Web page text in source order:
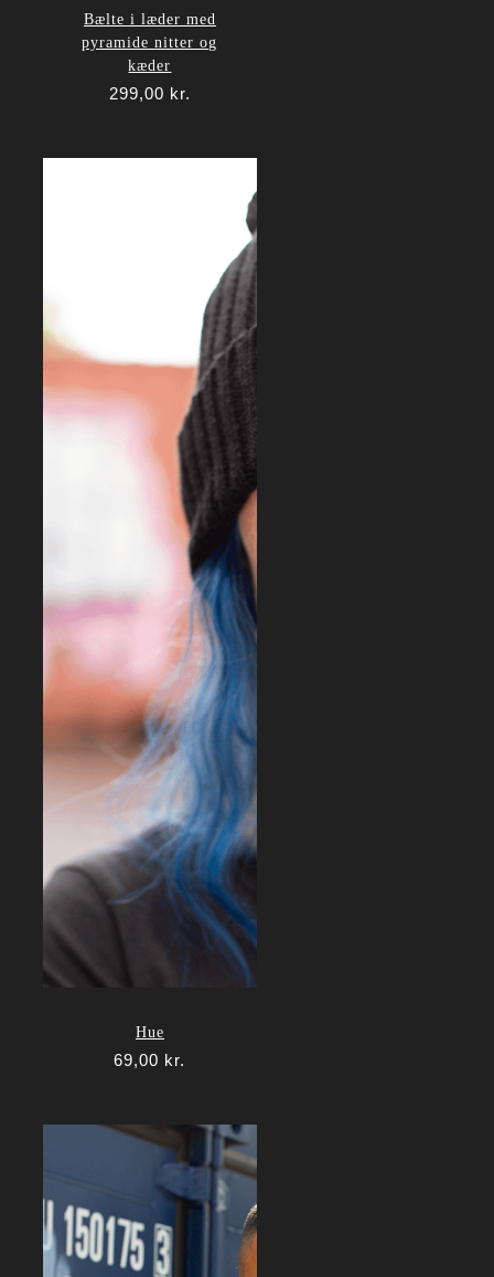
Bælte i læder med
pyramide nitter og
kæder
299,00 kr.
Hue
69,00 kr.